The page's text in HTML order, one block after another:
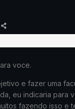
voce.
e fazer uma
eu indicaria para
fazendo isso e